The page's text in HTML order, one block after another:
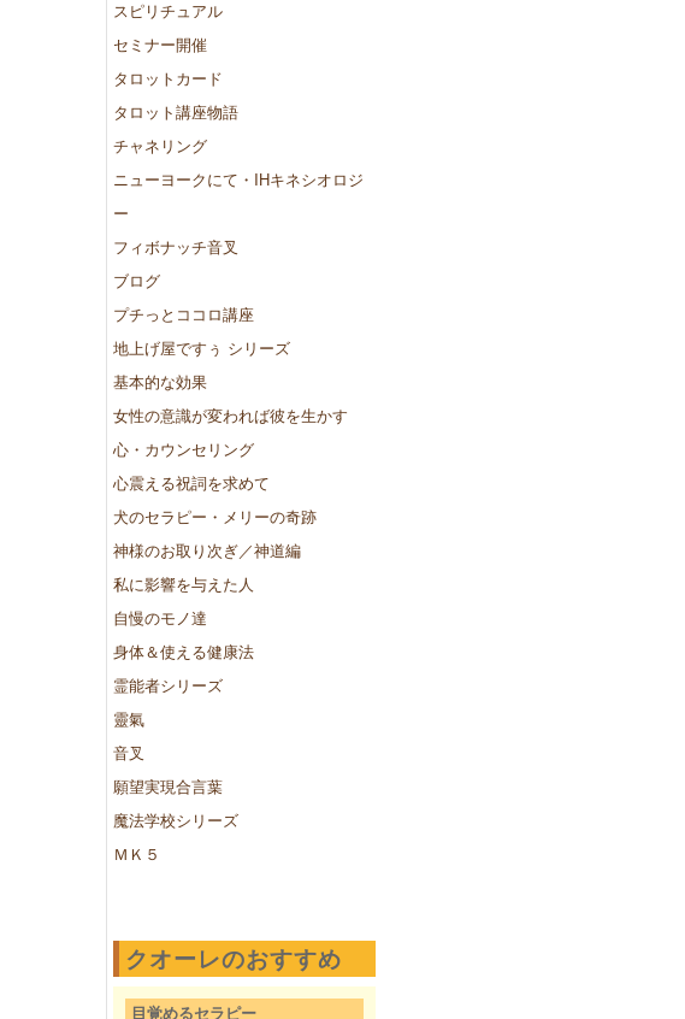
スピリチュアル
セミナー開催
タロットカード
タロット講座物語
チャネリング
ニューヨークにて・IHキネシオロジ
ー
フィボナッチ音叉
ブログ
プチっとココロ講座
地上げ屋ですぅ シリーズ
基本的な効果
女性の意識が変われば彼を生かす
心・カウンセリング
心震える祝詞を求めて
犬のセラピー・メリーの奇跡
神様のお取り次ぎ／神道編
私に影響を与えた人
自慢のモノ達
身体＆使える健康法
霊能者シリーズ
靈氣
音叉
願望実現合言葉
魔法学校シリーズ
ＭＫ５
クオーレのおすすめ
目覚めるセラピー